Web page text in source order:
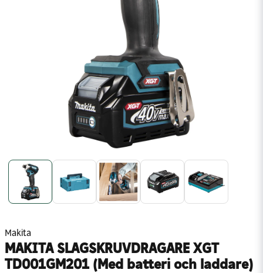
Makita
MAKITA SLAGSKRUVDRAGARE XGT
TD001GM201 (Med batteri och laddare)